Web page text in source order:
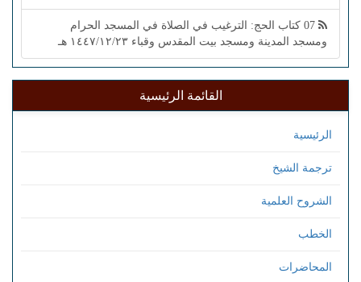
07 كتاب الحج: الترغيب في الصلاة في المسجد الحرام
ومسجد المدينة ومسجد بيت المقدس وقباء ١٤٤٧/١٢/٢٣ هـ
القائمة الرئيسية
الرئيسية
ترجمة الشيخ
الشروح العلمية
الخطب
المحاضرات